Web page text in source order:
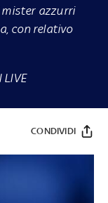
azzurri
con relativo
LIVE
CONDIVIDI